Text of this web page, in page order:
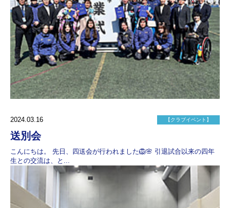
2024.03.16 【クラブイベント】
送別会
こんにちは。 先日、四送会が行われました🦁🌸 引退試合以来の四年
生との交流は、と...